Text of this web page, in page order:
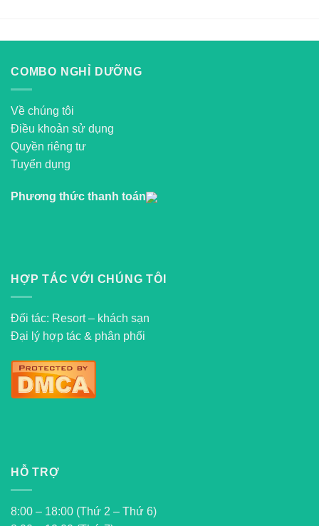
COMBO NGHỈ DƯỠNG
Về chúng tôi
Điều khoản sử dụng
Quyền riêng tư
Tuyển dụng
Phương thức thanh toán
HỢP TÁC VỚI CHÚNG TÔI
Đối tác: Resort – khách sạn
Đại lý hợp tác & phân phối
HỖ TRỢ
8:00 – 18:00 (Thứ 2 – Thứ 6)